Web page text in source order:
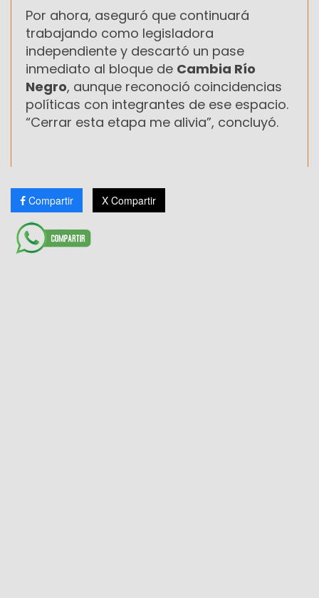
Por ahora, aseguró que continuará
trabajando como legisladora
independiente y descartó un pase
inmediato al bloque de Cambia Río
Negro, aunque reconoció coincidencias
políticas con integrantes de ese espacio.
“Cerrar esta etapa me alivia”, concluyó.
Compartir X Compartir